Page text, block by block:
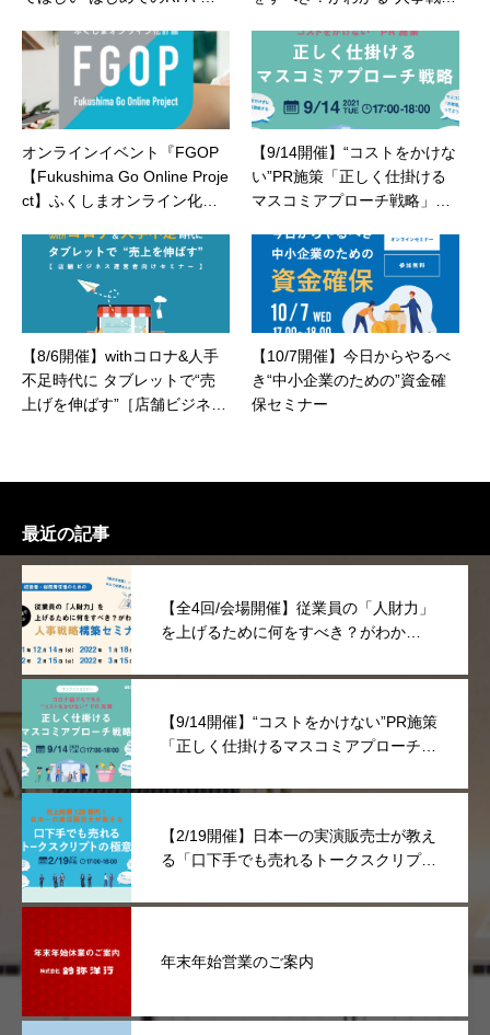
オンラインイベント『FGOP
【Fukushima Go Online Proje
ct】ふくしまオンライン化計
【9/14開催】“コストをかけな
い”PR施策「正しく仕掛ける
マスコミアプローチ戦略」セ
【8/6開催】withコロナ&人手
不足時代に タブレットで“売
上げを伸ばす”［店舗ビジネス
【10/7開催】今日からやるべ
き“中小企業のための”資金確
保セミナー
最近の記事
【全4回/会場開催】従業員の「人財力」
を上げるために何をすべき？がわか
【9/14開催】“コストをかけない”PR施策
「正しく仕掛けるマスコミアプローチ戦
【2/19開催】日本一の実演販売士が教え
る「口下手でも売れるトークスクリプト
年末年始営業のご案内